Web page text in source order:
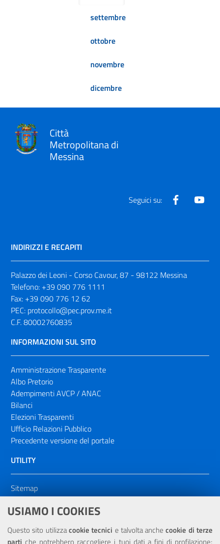
USIAMO I COOKIES
Questo sito utilizzacookie tecnici e talvolta anchecookie di terze
settembre
ottobre
novembre
dicembre
Città
Metropolitana di
Messina
Seguici su: Facebook
INDIRIZZI E RECAPITI
Palazzo dei Leoni - Corso Cavour, 87 - 98122 Messina
Telefono: +39 090 776 1111
Fax: +39 090 776 12 62
PEC: protocollo@pec.prov.me.it
C.F. 80002760835
INFORMAZIONI SUL SITO
Amministrazione Trasparente
Albo Pretorio
Adempimenti AVCP / ANAC
Bilanci
Elezioni Trasparenti
Ufficio Relazioni Pubblico
Precedente versione del portale
UTILITY
Sitemap
Dichiarazione di accessibilità
NOTE LEGALI